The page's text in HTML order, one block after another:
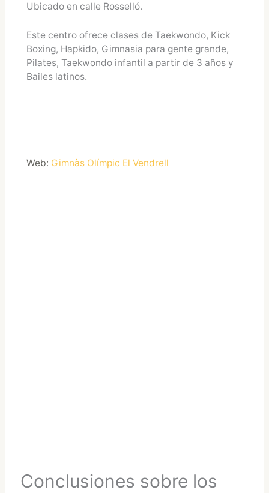
Ubicado en calle Rosselló.
Este centro ofrece clases de Taekwondo, Kick
Boxing, Hapkido, Gimnasia para gente grande,
Pilates, Taekwondo infantil a partir de 3 años y
Bailes latinos.
Web: Gimnàs Olímpic El Vendrell
Conclusiones sobre los